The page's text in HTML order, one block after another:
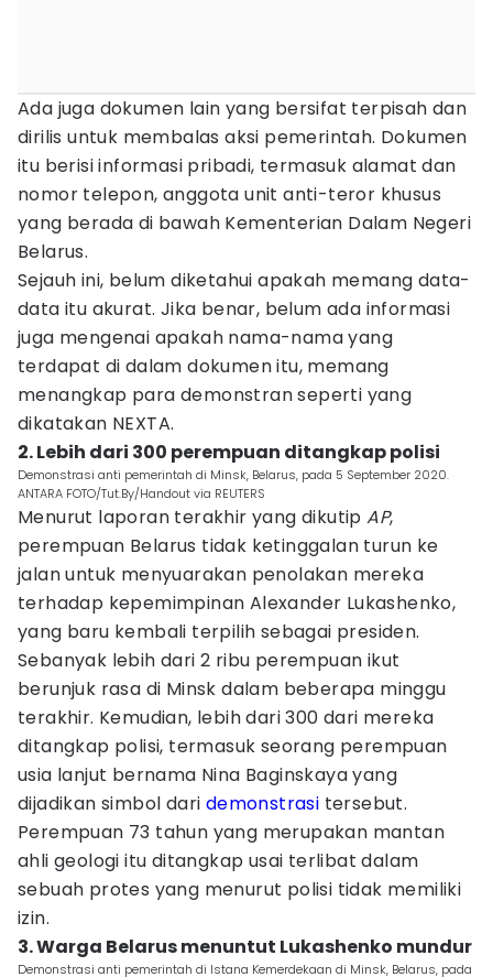
Ada juga dokumen lain yang bersifat terpisah dan
dirilis untuk membalas aksi pemerintah. Dokumen
itu berisi informasi pribadi, termasuk alamat dan
nomor telepon, anggota unit anti-teror khusus
yang berada di bawah Kementerian Dalam Negeri
Belarus.
Sejauh ini, belum diketahui apakah memang data-
data itu akurat. Jika benar, belum ada informasi
juga mengenai apakah nama-nama yang
terdapat di dalam dokumen itu, memang
menangkap para demonstran seperti yang
dikatakan NEXTA.
2. Lebih dari 300 perempuan ditangkap polisi
Demonstrasi anti pemerintah di Minsk, Belarus, pada 5 September 2020.
ANTARA FOTO/Tut.By/Handout via REUTERS
Menurut laporan terakhir yang dikutipAP,
perempuan Belarus tidak ketinggalan turun ke
jalan untuk menyuarakan penolakan mereka
terhadap kepemimpinan Alexander Lukashenko,
yang baru kembali terpilih sebagai presiden.
Sebanyak lebih dari 2 ribu perempuan ikut
berunjuk rasa di Minsk dalam beberapa minggu
terakhir. Kemudian, lebih dari 300 dari mereka
ditangkap polisi, termasuk seorang perempuan
usia lanjut bernama Nina Baginskaya yang
dijadikan simbol dari demonstrasi tersebut.
Perempuan 73 tahun yang merupakan mantan
ahli geologi itu ditangkap usai terlibat dalam
sebuah protes yang menurut polisi tidak memiliki
izin.
3. Warga Belarus menuntut Lukashenko mundur
Demonstrasi anti pemerintah di Istana Kemerdekaan di Minsk, Belarus, pada